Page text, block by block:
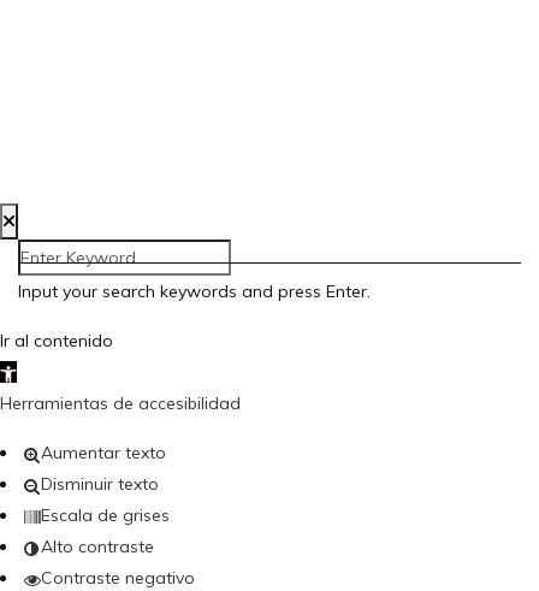
Input your search keywords and press Enter.
Ir al contenido
Abrir barra de herramientas
Herramientas de accesibilidad
Aumentar texto
Disminuir texto
Escala de grises
Alto contraste
Contraste negativo